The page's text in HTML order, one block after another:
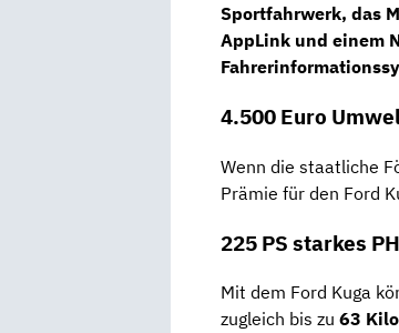
Sportfahrwerk, das
AppLink und einem
4.500 Euro
Wenn die staatliche
Prämie für den Ford
225 PS starkes
Mit dem Ford Kuga
zugleich bis zu 63